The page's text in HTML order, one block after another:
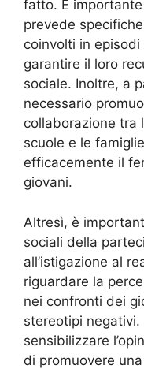
fatto. È
prevede
coinvolti in
garantire il loro
sociale. Inoltre, a
necessario
collaborazione tra
scuole e le
efficacemente il
giovani.
Altresì, è
sociali della
all’istigazione al
riguardare la
nei confronti dei
stereotipi
sensibilizzare
di promuovere